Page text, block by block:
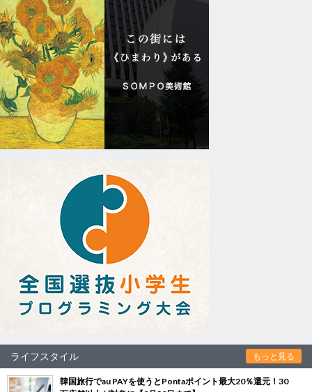
ライフスタイル もっと見る
韓国旅行でau PAYを使うとPontaポイント最大20％還元！30